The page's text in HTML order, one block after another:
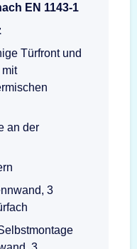
EN 1143-1
Türfront und
mit
an der
3